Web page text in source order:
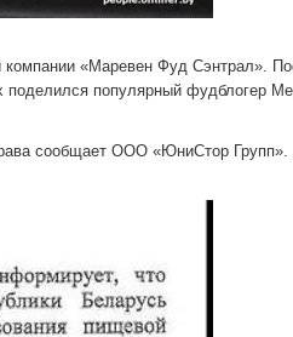
компании «Маревен Фуд Сэнтрал».
поделился популярный фудблогер
сообщает ООО «ЮниСтор Групп».